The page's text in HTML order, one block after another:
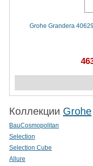
Grohe Grandera
Коллекции Grohe
BauCosmopolitan
Selection
Selection Cube
Allure